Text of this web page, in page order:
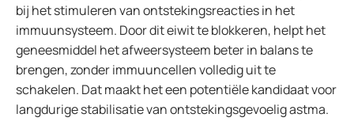
bij het stimuleren van ontstekingsreacties in het
immuunsysteem. Door dit eiwit te blokkeren, helpt het
geneesmiddel het afweersysteem beter in balans te
brengen, zonder immuuncellen volledig uit te
schakelen. Dat maakt het een potentiële kandidaat voor
langdurige stabilisatie van ontstekingsgevoelig astma.